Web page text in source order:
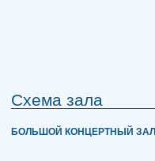
Схема зала
БОЛЬШОЙ КОНЦЕРТНЫЙ ЗАЛ